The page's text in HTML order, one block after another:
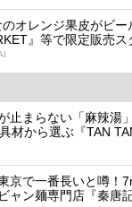
オレンジ果皮がビー
』等で限定販売ス
止まらない「麻辣湯
材から選ぶ『TAN
京で一番長いと噂！
ャン麺専門店『秦唐記